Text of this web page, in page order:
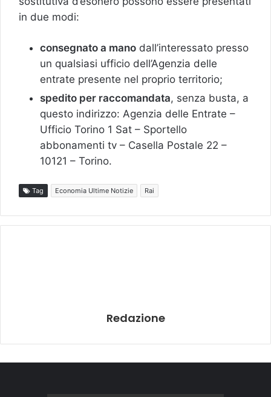
in due modi:
consegnato a mano dall’interessato presso
un qualsiasi ufficio dell’Agenzia delle
entrate presente nel proprio territorio;
spedito per raccomandata, senza busta, a
questo indirizzo: Agenzia delle Entrate –
Ufficio Torino 1 Sat – Sportello
abbonamenti tv – Casella Postale 22 –
10121 – Torino.
Tag Economia Ultime Notizie Rai
Redazione